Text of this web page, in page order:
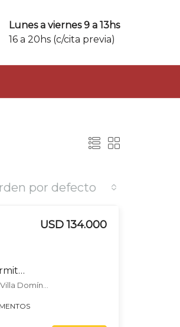
Lunes a viernes 9 a 13hs
16 a 20hs (c/cita previa)
por defecto
Departamento Triplex en venta c/3 dormitorios c/vista al Lago en Va Domínguez
USD 134.000